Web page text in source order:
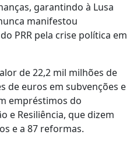
garantindo à Lusa
manifestou
PRR pela crise política em
de 22,2 mil milhões de
de euros em subvenções e
empréstimos do
e Resiliência, que dizem
e a 87 reformas.